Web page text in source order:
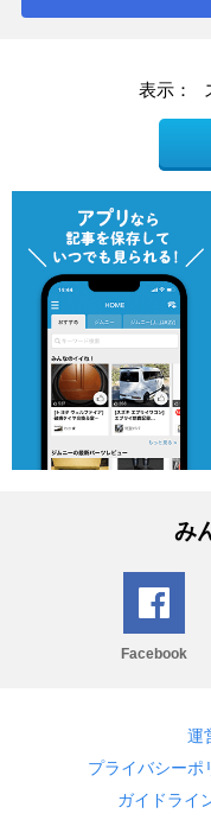
表示：
み
Facebook
運
プライバシーポ
ガイドライ